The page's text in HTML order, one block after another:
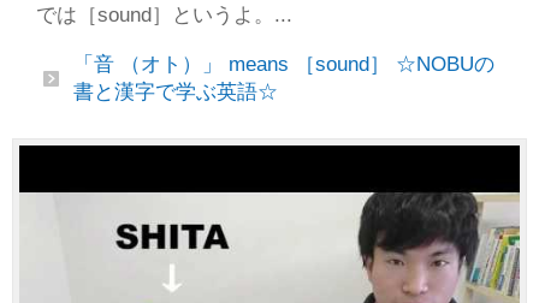
では［sound］というよ。...
「音 （オト）」 means ［sound］ ☆NOBUの
書と漢字で学ぶ英語☆